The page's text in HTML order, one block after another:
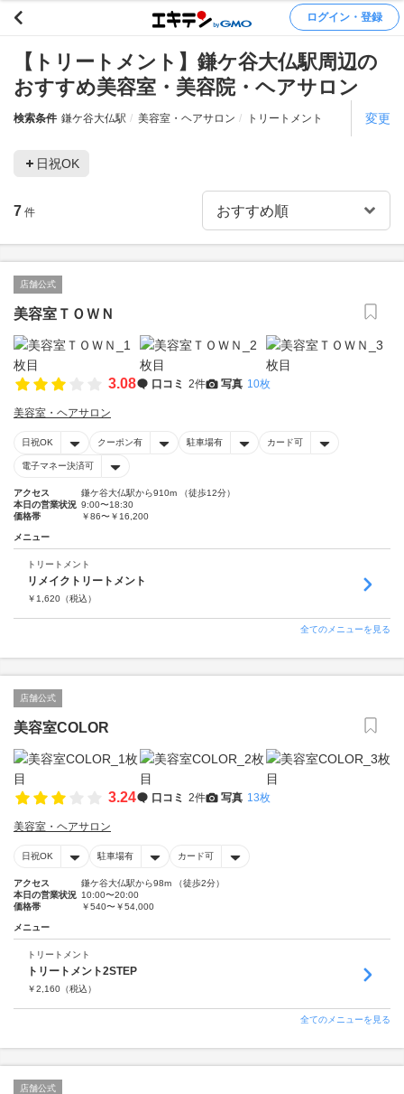
ログイン・登録
【トリートメント】鎌ケ谷大仏駅周辺の
おすすめ美容室・美容院・ヘアサロン
検索条件 鎌ケ谷大仏駅 美容室・ヘアサロン トリートメント 変更
日祝OK
7 件
店舗公式
美容室ＴＯＷＮ
3.08 口コミ 2件 写真 10枚
美容室・ヘアサロン
日祝OK クーポン有 駐車場有 カード可
電子マネー決済可
アクセス
鎌ケ谷大仏駅から910m （徒歩12分）
本日の営業状況 9:00〜18:30
価格帯
￥86〜￥16,200
メニュー
トリートメント
リメイクトリートメント
￥ 1,620 （税込）
全てのメニューを見る
店舗公式
美容室COLOR
3.24 口コミ 2件 写真 13枚
美容室・ヘアサロン
日祝OK 駐車場有 カード可
アクセス
鎌ケ谷大仏駅から98m （徒歩2分）
本日の営業状況 10:00〜20:00
価格帯
￥540〜￥54,000
メニュー
トリートメント
トリートメント2STEP
￥2,160 （税込）
全てのメニューを見る
店舗公式